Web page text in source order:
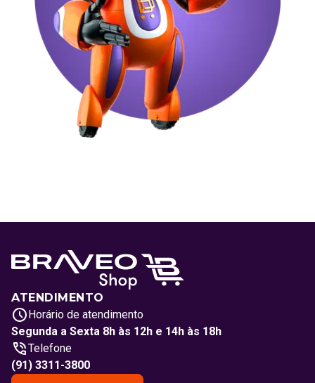
ATENDIMENTO
Horário de atendimento
Segunda a Sexta 8h às 12h e 14h às 18h
Telefone
(91) 3311-3800